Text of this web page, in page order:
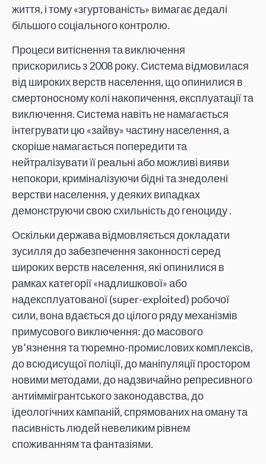
життя, і тому «згуртованість» вимагає дедалі
більшого соціального контролю.
Процеси витіснення та виключення
прискорились з 2008 року. Система відмовилася
від широких верств населення, що опинилися в
смертоносному колі накопичення, експлуатації та
виключення. Система навіть не намагається
інтегрувати цю «зайву» частину населення, а
скоріше намагається попередити та
нейтралізувати її реальні або можливі вияви
непокори, криміналізуючи бідні та знедолені
верстви населення, у деяких випадках
демонструючи свою схильність до геноциду .
Оскільки держава відмовляється докладати
зусилля до забезпечення законності серед
широких верств населення, які опинилися в
рамках категорії «надлишкової» або
надексплуатованої (super-exploited) робочої
сили, вона вдається до цілого ряду механізмів
примусового виключення: до масового
ув’язнення та тюремно-промислових комплексів,
до всюдисущої поліції, до маніпуляції простором
новими методами, до надзвичайно репресивного
антиіммігрантського законодавства, до
ідеологічних кампаній, спрямованих на оману та
пасивність людей невеликим рівнем
споживанням та фантазіями.